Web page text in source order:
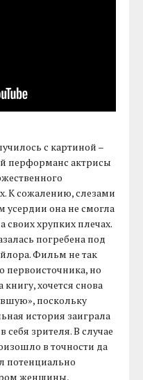
с картиной –
перформанс актрисы
К сожалению, слезами
усердии она не смогла
хрупких плечах.
погребена под
Фильм не так
первоисточника, но
хочется снова
поскольку
история заиграла
зрителя. В случае
в точности да
потенциально
женщины,